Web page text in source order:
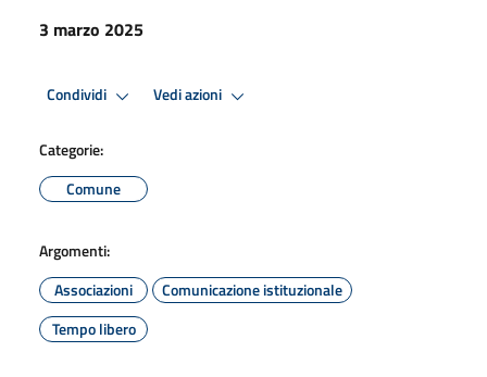
3 marzo 2025
Condividi Vedi azioni
Categorie:
Comune
Argomenti:
Associazioni
Comunicazione istituzionale
Tempo libero